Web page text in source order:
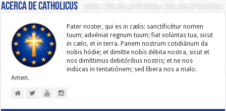
Acerca de catholicus
Pater noster, qui es in cælis: sanc­ti­ficétur nomen
tuum; advéniat regnum tuum; fiat volúntas tua, sicut
in cælo, et in terra. Panem nostrum cotidiánum da
nobis hódie; et dimítte nobis débita nostra, sicut et
nos dimíttimus debitóribus nostris; et ne nos
indúcas in ten­ta­tiónem; sed líbera nos a malo.
Amen.